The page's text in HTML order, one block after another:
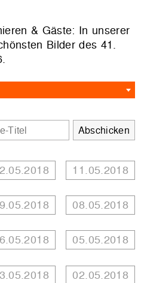
& Gäste: In unserer
Bilder des 41.
11.05.2018
08.05.2018
05.05.2018
02.05.2018